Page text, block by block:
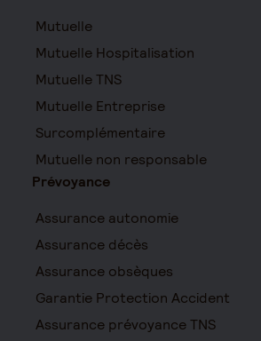
Mutuelle
Mutuelle Hospitalisation
Mutuelle TNS
Mutuelle Entreprise
Surcomplémentaire
Mutuelle non responsable
Prévoyance
Assurance autonomie
Assurance décès
Assurance obsèques
Garantie Protection Accident
Assurance prévoyance TNS